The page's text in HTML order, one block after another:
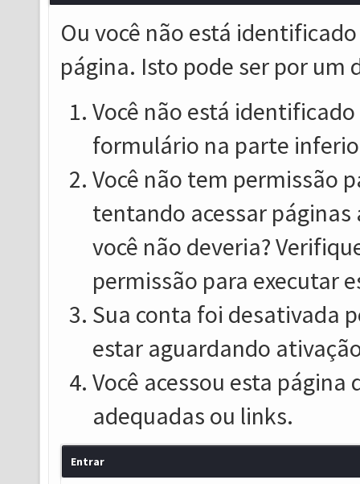
Ou você não está
página. Isto pode ser por um
Você não está
formulário na parte
Você não tem permissão
tentando acessar
você não deveria?
permissão para executar
Sua conta foi desativada
estar aguardando
Você acessou esta
adequadas ou links.
Entrar